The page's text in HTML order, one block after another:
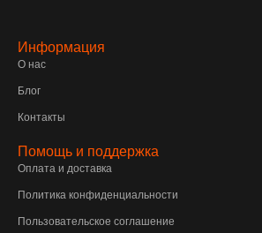
Информация
О нас
Блог
Контакты
Помощь и поддержка
Оплата и доставка
Политика конфиденциальности
Пользовательское соглашение